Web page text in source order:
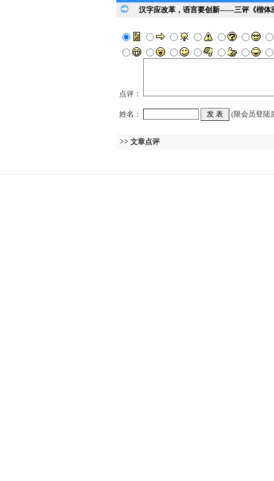
汉字应改革，语言要创新——三评《楷体
点评：
姓名： (限会员登陆
>> 文章点评